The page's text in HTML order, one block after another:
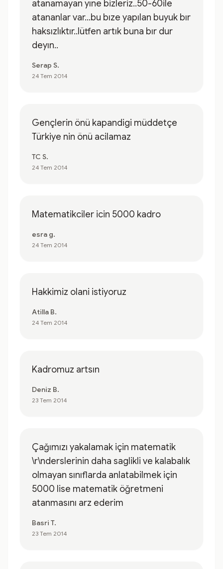
atanamayan yıne bizleriz..50-60ile
atananlar var...bu bıze yapılan buyuk bır
haksızlıktır..lütfen artık buna bır dur
deyın..
Serap S.
24 Tem 2014
Gençlerin önü kapandigi müddetçe
Türkiye nin önü acilamaz
TC S.
24 Tem 2014
Matematikciler icin 5000 kadro
esra g.
24 Tem 2014
Hakkimiz olani istiyoruz
Atilla B.
24 Tem 2014
Kadromuz artsın
Deniz B.
23 Tem 2014
Çağımızı yakalamak için matematik
\r\nderslerinin daha saglikli ve kalabalık
olmayan sınıflarda anlatabilmek için
5000 lise matematik öğretmeni
atanmasını arz ederim
Basri T.
23 Tem 2014